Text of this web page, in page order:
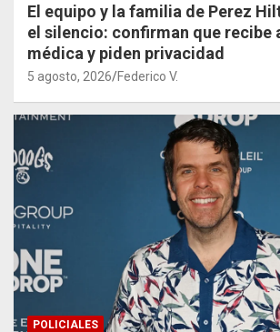
El equipo y la familia de Perez
el silencio: confirman que recibe
médica y piden privacidad
5 agosto, 2026 Federico V.
POLICIALES